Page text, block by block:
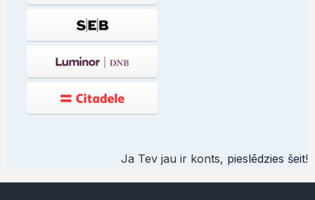
Ja Tev jau ir konts, pieslēdzies šeit!